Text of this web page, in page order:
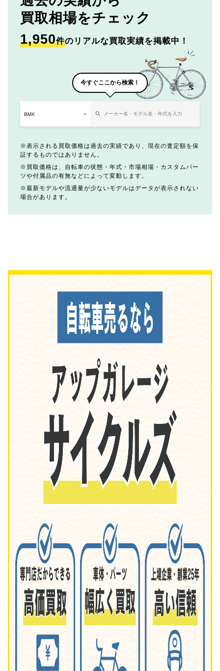
買取相場をチェック
1,950件のリアルな買取実績を掲載中！
今すぐここから検索！
表示される買取価格は過去の実績であり、現在の査定額を保
証するものではありません。
買取価格は、自転車の状態・年式・市場相場・カスタムパー
ツや付属品の有無などによって変動します。
最新モデルや流通量が少ないモデルはデータが表示されない
場合があります。